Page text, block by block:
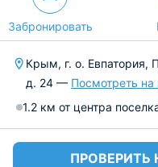
Забронировать
Крым, г. о. Евпатория,
д. 24 — Посмотреть на
1.2 км от центра
ПРОВЕРИТЬ